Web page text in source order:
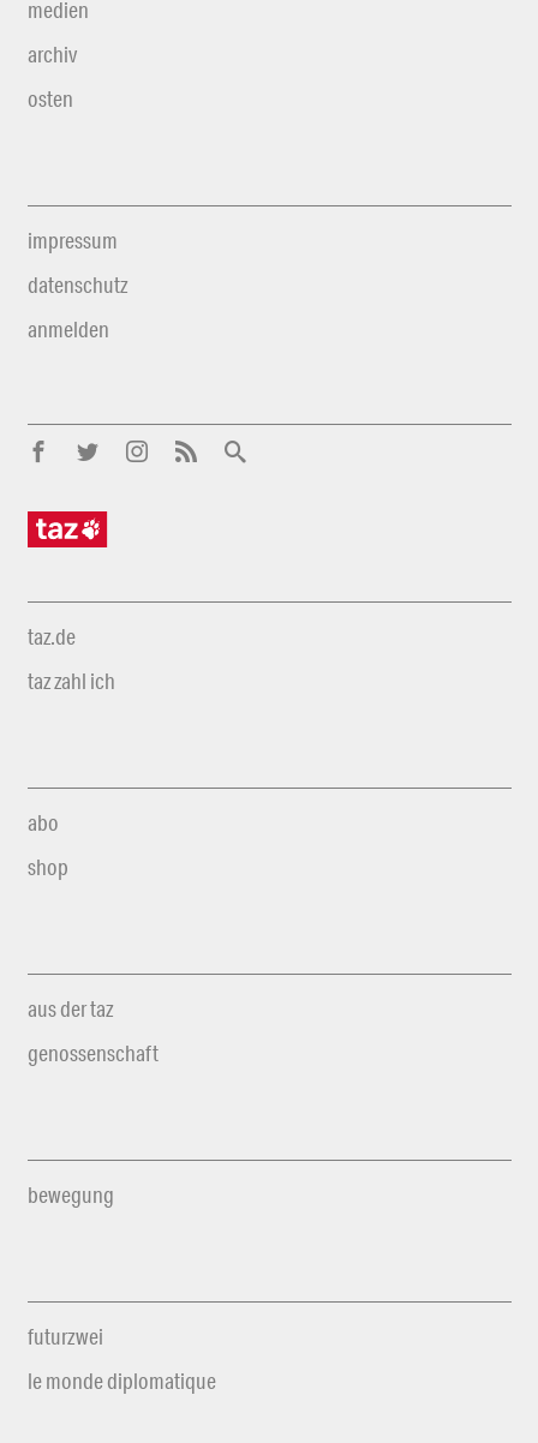
medien
archiv
osten
impressum
datenschutz
anmelden
taz.de
taz zahl ich
abo
shop
aus der taz
genossenschaft
bewegung
futurzwei
le monde diplomatique